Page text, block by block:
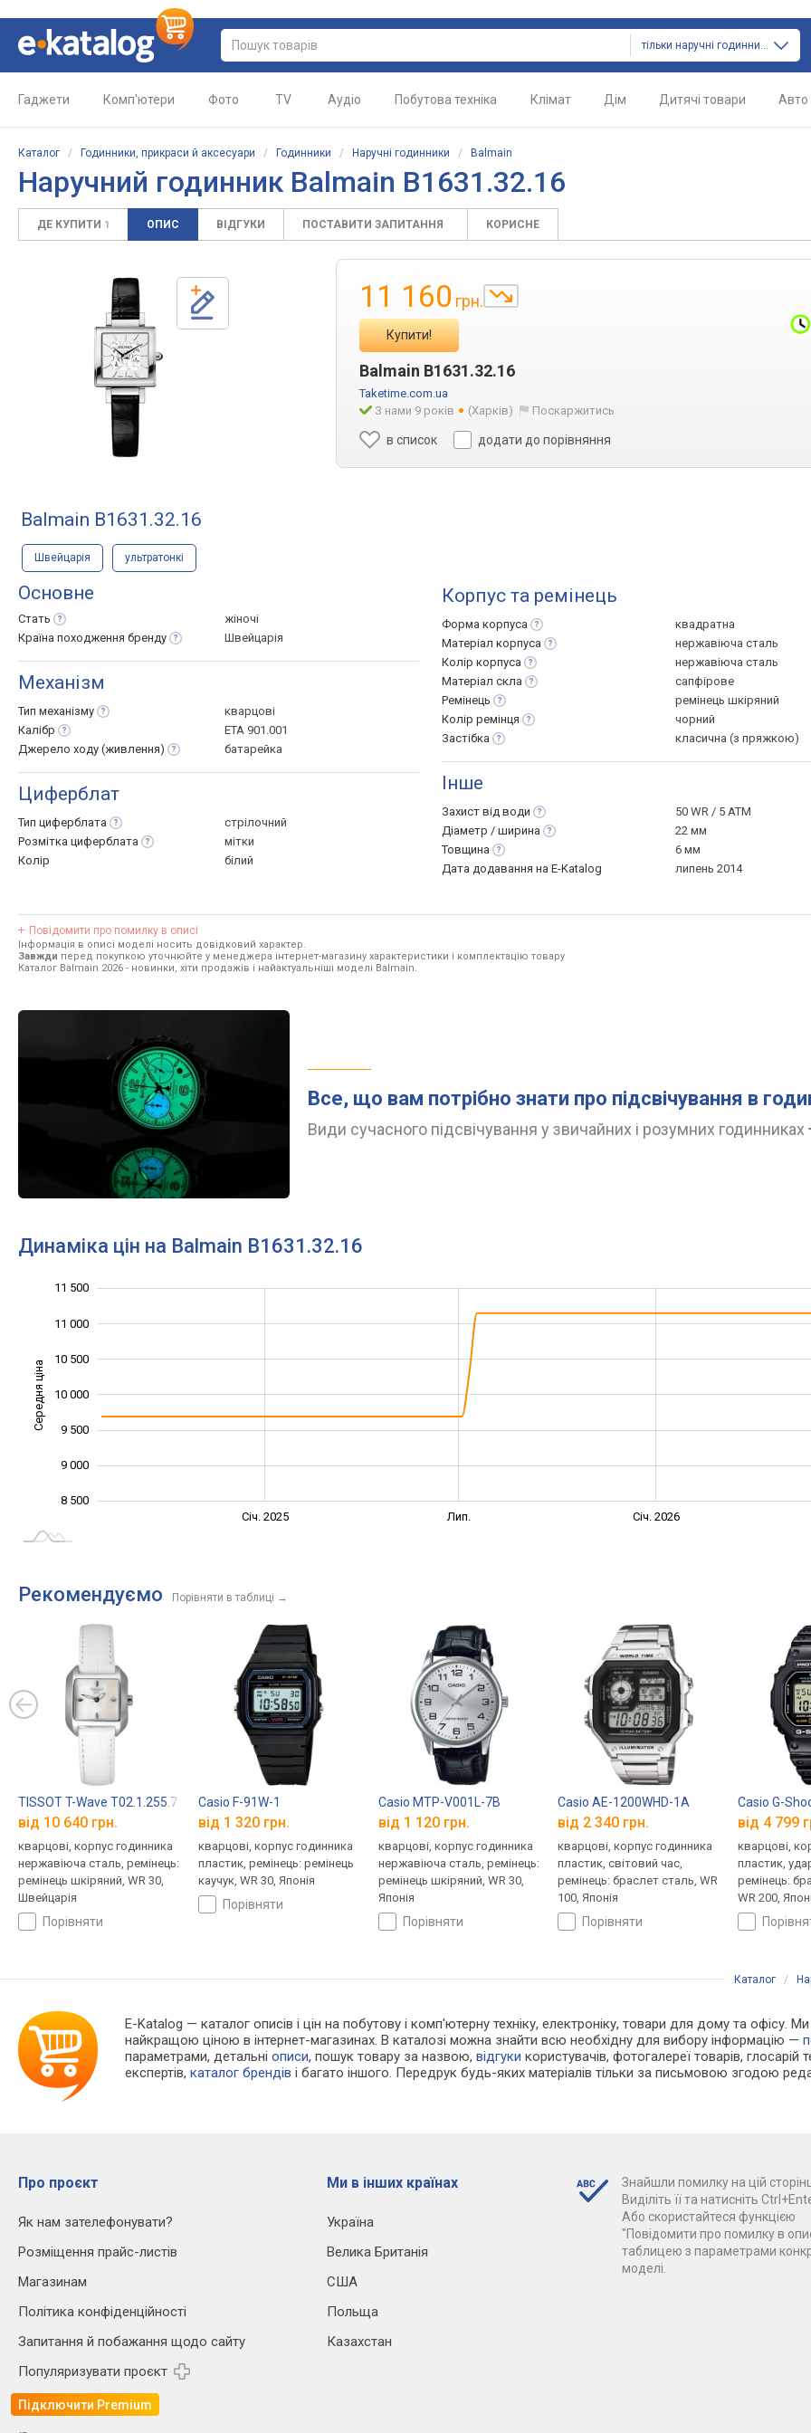
тільки наручні годинники
Гаджети Комп'ютери Фото TV Аудіо Побутова техніка Клімат Дім Дитячі товари Авто
Каталог / Годинники, прикраси й аксесуари / Годинники / Наручні годинники / Balmain
Наручний годинник Balmain B1631.32.16
ДЕ КУПИТИ 1 ОПИС ВІДГУКИ ПОСТАВИТИ ЗАПИТАННЯ КОРИСНЕ
11 160 грн.
Купити!
Balmain B1631.32.16
Taketime.com.ua
З нами 9 років
(Харків) Поскаржитись
в список додати до порівняння
Balmain B1631.32.16
Швейцарія ультратонкі
Основне
Стать
жіночі
Країна походження бренду Швейцарія
Механізм
Тип механізму
кварцові
Калібр
ETA 901.001
Джерело ходу (живлення) батарейка
Циферблат
Тип циферблата
стрілочний
Розмітка циферблата
мітки
Колір
білий
Корпус та ремінець
Форма корпуса
квадратна
Матеріал корпуса
нержавіюча сталь
Колір корпуса
нержавіюча сталь
Матеріал скла
сапфірове
Ремінець
ремінець шкіряний
Колір ремінця
чорний
Застібка
класична (з пряжкою)
Інше
Захист від води
50 WR / 5 ATM
Діаметр / ширина
22 мм
Товщина
6 мм
Дата додавання на E-Katalog
липень 2014
Повідомити про помилку в описі
Інформація в описі моделі носить довідковий характер.
Завжди перед покупкою уточнюйте у менеджера інтернет-магазину характеристики і комплектацію товару
Каталог Balmain 2026 - новинки, хіти продажів і найактуальніші моделі Balmain.
Все, що вам потрібно знати про підсвічування в
Види сучасного підсвічування у звичайних і розумних годинниках
Динаміка цін на Balmain B1631.32.16
Середня ціна 10 000
8 500
9 000
9 500
10 000
10 500
11 000
11 500
Січ. 2025 Лип. Січ. 2026
Рекомендуємо Порівняти в таблиці →
TISSOT T-Wave T02.1.255.71
від 10 640 грн.
кварцові, корпус годинника
нержавіюча сталь, ремінець:
ремінець шкіряний, WR 30,
Швейцарія
порівняти
Casio F-91W-1
від 1 320 грн.
кварцові, корпус годинника
пластик, ремінець: ремінець
каучук, WR 30, Японія
порівняти
Casio MTP-V001L-7B
від 1 120 грн.
кварцові, корпус годинника
нержавіюча сталь, ремінець:
ремінець шкіряний, WR 30,
Японія
порівняти
Casio AE-1200WHD-1A
від 2 340 грн.
кварцові, корпус годинника
пластик, світовий час,
ремінець: браслет сталь, WR
100, Японія
порівняти
Casio G-
від 4 799
кварцові,
пластик,
ремінець:
WR 200,
Каталог /
E-Katalog — каталог описів і цін на побутову і комп'ютерну техніку, електроніку, товари для дому та офісу.
найкращою ціною в інтернет-магазинах. В каталозі можна знайти всю необхідну для вибору інформацію —
параметрами, детальніописи, пошук товару за назвою,відгуки користувачів, фотогалереї товарів, глосарій
експертів,каталог брендів і багато іншого. Передрук будь-яких матеріалів тільки за письмовою згодою
Про проєкт
Як нам зателефонувати?
Розміщення прайс-листів
Магазинам
Політика конфіденційності
Запитання й побажання щодо сайту
Популяризувати проєкт
Підключити Premium
Ми в інших країнах
Україна
Велика Британія
США
Польща
Казахстан
Знайшли помилку на цій
Виділіть її та натисніть
Або скористайтеся функцією
"Повідомити про помилку в
таблицею з параметрами
моделі.